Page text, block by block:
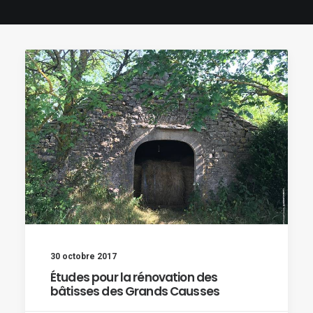
30 octobre 2017
Études pour la rénovation des
bâtisses des Grands Causses